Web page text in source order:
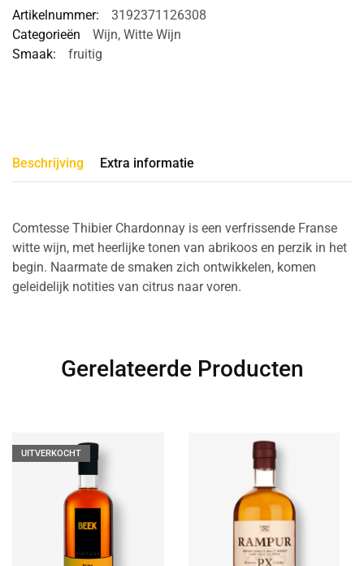
Artikelnummer:
3192371126308
Categorieën
Wijn, Witte Wijn
Smaak:
fruitig
Beschrijving Extra informatie
Comtesse Thibier Chardonnay is een verfrissende Franse
witte wijn, met heerlijke tonen van abrikoos en perzik in het
begin. Naarmate de smaken zich ontwikkelen, komen
geleidelijk notities van citrus naar voren.
Gerelateerde Producten
UITVERKOCHT